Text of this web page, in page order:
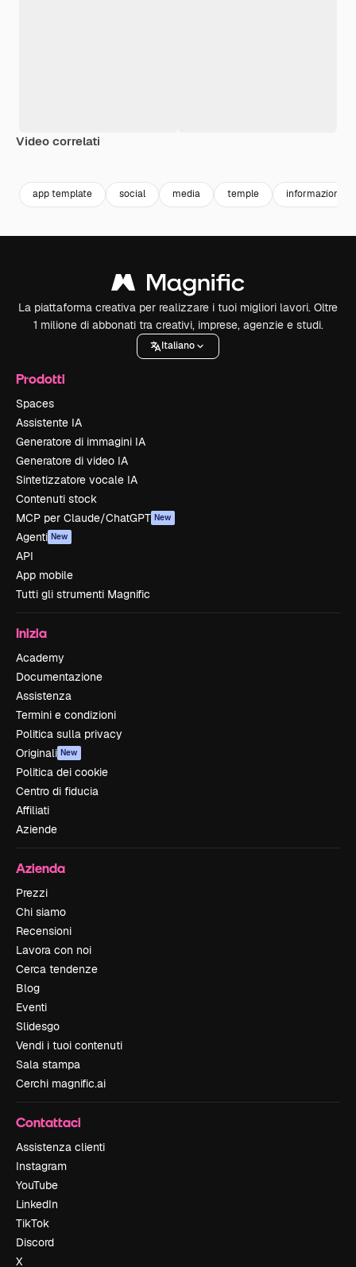
Video correlati
app template social media temple informazioni
La piattaforma creativa per realizzare i tuoi migliori lavori. Oltre
1 milione di abbonati tra creativi, imprese, agenzie e studi.
Italiano
Prodotti
Spaces
Assistente IA
Generatore di immagini IA
Generatore di video IA
Sintetizzatore vocale IA
Contenuti stock
MCP per Claude/ChatGPT New
Agenti New
API
App mobile
Tutti gli strumenti Magnific
Inizia
Academy
Documentazione
Assistenza
Termini e condizioni
Politica sulla privacy
Originali New
Politica dei cookie
Centro di fiducia
Affiliati
Aziende
Azienda
Prezzi
Chi siamo
Recensioni
Lavora con noi
Cerca tendenze
Blog
Eventi
Slidesgo
Vendi i tuoi contenuti
Sala stampa
Cerchi magnific.ai
Contattaci
Assistenza clienti
Instagram
YouTube
LinkedIn
TikTok
Discord
X